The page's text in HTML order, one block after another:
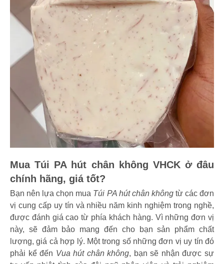
Mua Túi PA hút chân không VHCK ở đâu
chính hãng, giá tốt?
Bạn nên lựa chọn mua Túi PA hút chân không từ các đơn
vị cung cấp uy tín và nhiều năm kinh nghiệm trong nghề,
được đánh giá cao từ phía khách hàng. Vì những đơn vị
này, sẽ đảm bảo mang đến cho bạn sản phẩm chất
lượng, giá cả hợp lý. Một trong số những đơn vị uy tín đó
phải kể đến Vua hút chân không, bạn sẽ nhận được sự